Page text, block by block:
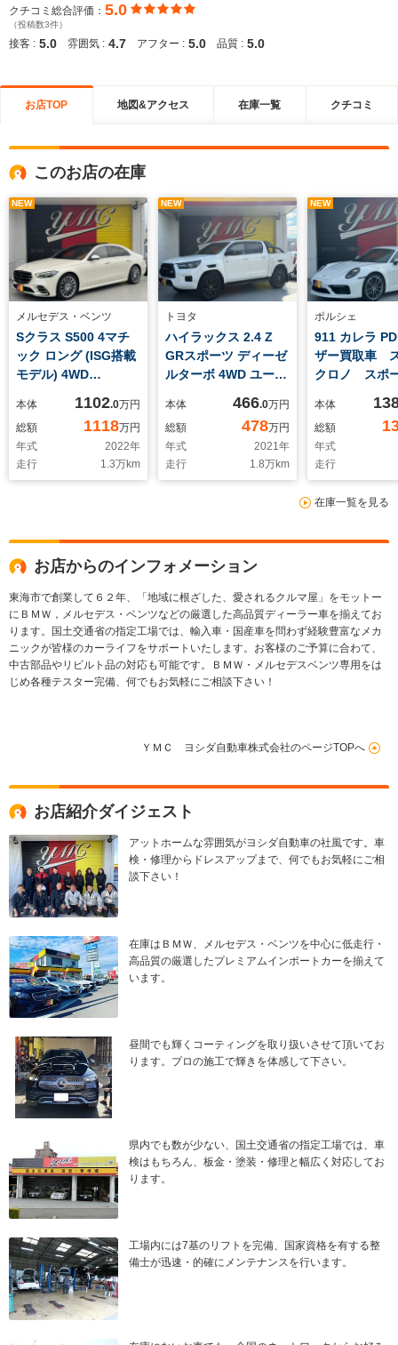
クチコミ総合評価： 5.0
（投稿数3件）
接客 : 5.0 雰囲気 : 4.7 アフター : 5.0 品質 : 5.0
お店TOP 地図&アクセス 在庫一覧 クチコミ
このお店の在庫
NEW
メルセデス・ベンツ
Sクラス S500 4マチ
ック ロング (ISG搭載
モデル) 4WD
ナー 左ハンドル ダ
イヤモンドステッチブ
ラウンレザー パノラ
ミックスライディング
ルーフ ブルメスター
純正20インチAW 全
方位カメラ 純正ナビ
本体 1102.0万円
総額
1118万円
年式
2022年
走行
1.3万km
NEW
トヨタ
ハイラックス 2.4 Z
GRスポーツ ディーゼ
ルターボ 4WD ユーザ
ー 純正ナビ 全方位
カメラ 純正18イン
チAW ハーフレザー
シート コーナーセン
サー TOYOTAデカ
ークルーズコントロー
ル
本体 466.0万円
総額
478万円
年式
2021年
走行
1.8万km
NEW
ポルシェ
911 カレラ
ザー買取車
クロノ スポ
ースト 20/21
クラシック
エントリー
パワステプラ
ックテールパ
ライバシーガ
本体
総額
年式
走行
在庫一覧を見る
お店からのインフォメーション
東海市で創業して６２年、「地域に根ざした、愛されるクルマ屋」をモットー
にＢＭＷ，メルセデス・ベンツなどの厳選した高品質ディーラー車を揃えてお
ります。国土交通省の指定工場では、輸入車・国産車を問わず経験豊富なメカ
ニックが皆様のカーライフをサポートいたします。お客様のご予算に合わて、
中古部品やリビルト品の対応も可能です。ＢＭＷ・メルセデスベンツ専用をは
じめ各種テスター完備、何でもお気軽にご相談下さい！
ＹＭＣ ヨシダ自動車株式会社のページTOPへ
お店紹介ダイジェスト
アットホームな雰囲気がヨシダ自動車の社風です。車
検・修理からドレスアップまで、何でもお気軽にご相
談下さい！
在庫はＢＭＷ、メルセデス・ベンツを中心に低走行・
高品質の厳選したプレミアムインポートカーを揃えて
います。
昼間でも輝くコーティングを取り扱いさせて頂いてお
ります。プロの施工で輝きを体感して下さい。
県内でも数が少ない、国土交通省の指定工場では、車
検はもちろん、板金・塗装・修理と幅広く対応してお
ります。
工場内には7基のリフトを完備、国家資格を有する整
備士が迅速・的確にメンテナンスを行います。